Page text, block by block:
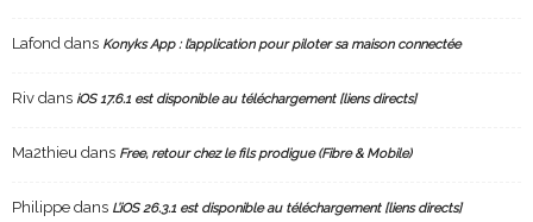
Lafond dans Konyks App : l’application pour piloter sa maison connectée
Riv dans iOS 17.6.1 est disponible au téléchargement [liens directs]
Ma2thieu dans Free, retour chez le fils prodigue (Fibre & Mobile)
Philippe dans L’iOS 26.3.1 est disponible au téléchargement [liens directs]